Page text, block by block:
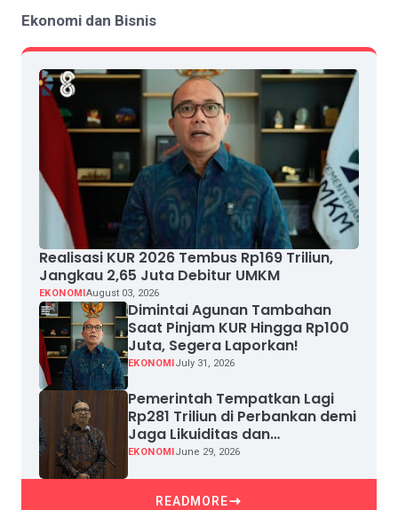
Ekonomi dan Bisnis
Realisasi KUR 2026 Tembus Rp169 Triliun,
Jangkau 2,65 Juta Debitur UMKM
EKONOMIAugust 03, 2026
Dimintai Agunan Tambahan
Saat Pinjam KUR Hingga Rp100
Juta, Segera Laporkan!
EKONOMIJuly 31, 2026
Pemerintah Tempatkan Lagi
Rp281 Triliun di Perbankan demi
Jaga Likuiditas dan
Pertumbuhan Kredit
EKONOMIJune 29, 2026
READMORE